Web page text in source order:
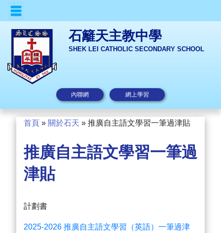
石籬天主教中學
SHEK LEI CATHOLIC SECONDARY SCHOOL
內聯網 網上學習
首頁 » 關於石天 » 推廣自主語文學習一筆過津貼
推廣自主語文學習一筆過
津貼
計劃書
2025-2026 推廣自主語文學習（英語）一筆過津